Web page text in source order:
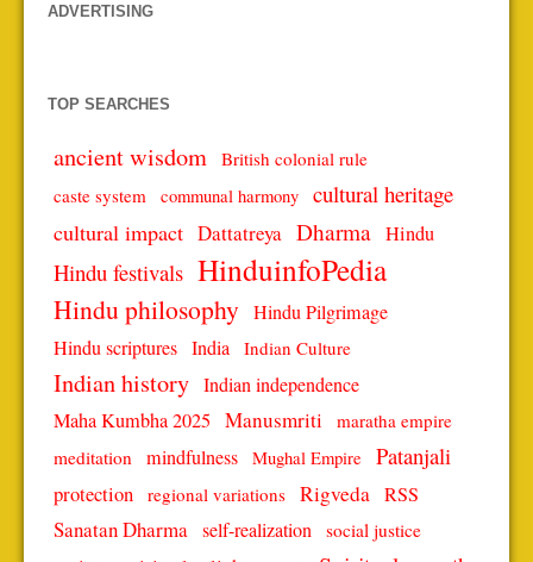
ADVERTISING
TOP SEARCHES
ancient wisdom British colonial rule
caste system
communal harmony cultural heritage
cultural impact Dattatreya Dharma Hindu
Hindu festivals HinduinfoPedia
Hindu philosophy Hindu Pilgrimage
Hindu scriptures India Indian Culture
Indian history Indian independence
Maha Kumbha 2025 Manusmriti
maratha empire
meditation
mindfulness Mughal Empire Patanjali
protection regional variations Rigveda RSS
Sanatan Dharma self-realization social justice